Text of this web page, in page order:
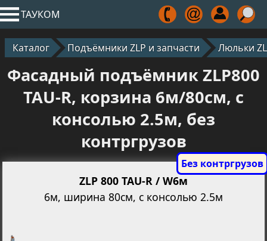
ТАУКОМ
Каталог Подъёмники ZLP и запчасти Люльки
Фасадный подъёмник ZLP800
TAU-R, корзина 6м/80см, с
консолью 2.5м, без
контргрузов
ZLP 800 TAU-R / W6м
6м, ширина 80см, с консолью 2.5м